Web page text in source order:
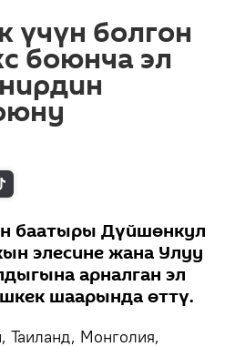
үчүн болгон
боюнча эл
баатыры Дүйшөнкул
элесине жана Улуу
арналган эл
шаарында өттү.
Таиланд, Монголия,